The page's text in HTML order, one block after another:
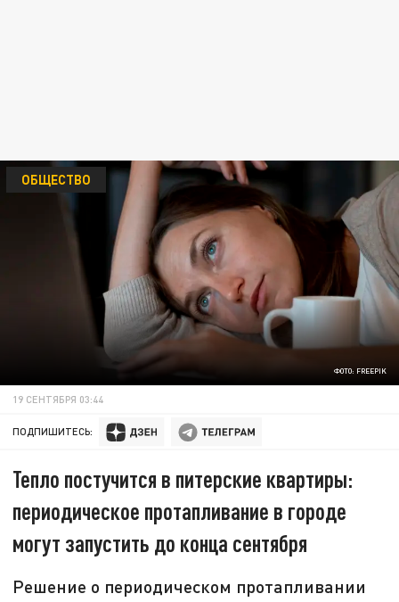
ФОТО: FREEPIK
ОБЩЕСТВО
19 СЕНТЯБРЯ 03:44
ПОДПИШИТЕСЬ:
Тепло постучится в питерские квартиры:
периодическое протапливание в городе
могут запустить до конца сентября
Решение о периодическом протапливании